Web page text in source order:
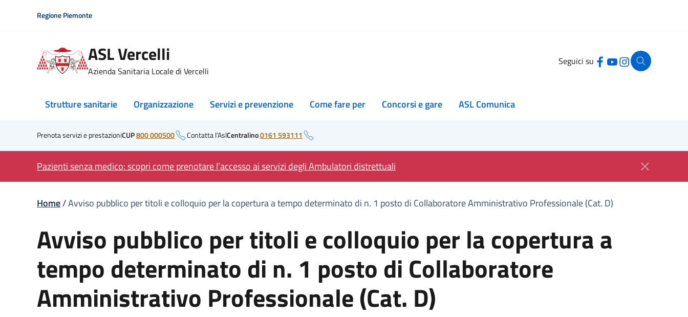
Regione Piemonte
ASL Vercelli
Azienda Sanitaria Locale di Vercelli
Seguici su
Strutture sanitarie Organizzazione Servizi e prevenzione Come fare per Concorsi e gare ASL Comunica
Prenota servizi e prestazioniCUP800 000500 Contatta l’AslCentralino0161 593111
Pazienti senza medico: scopri come prenotare l’accesso ai servizi degli Ambulatori distrettuali
Home/Avviso pubblico per titoli e colloquio per la copertura a tempo determinato di n. 1 posto di Collaboratore Amministrativo Professionale (Cat. D)
Avviso pubblico per titoli e colloquio per la copertura a
tempo determinato di n. 1 posto di Collaboratore
Amministrativo Professionale (Cat. D)